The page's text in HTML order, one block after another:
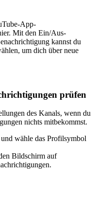
App-
Mit den Ein/Aus-
kannst du
um dich über neue
prüfen
des Kanals, wenn du
nichts mitbekommst.
wähle das Profilsymbol
Bildschirm auf